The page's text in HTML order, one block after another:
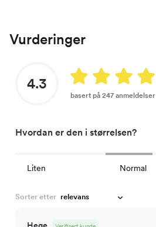
Vurderinger
4.3
basert på 247 anmeldelser
Hvordan er den i størrelsen?
Liten Normal
Sorter etter